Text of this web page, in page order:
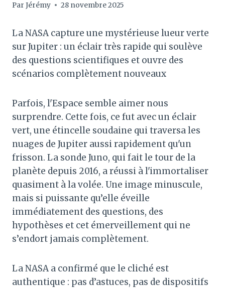
Par Jérémy 28 novembre 2025
La NASA capture une mystérieuse lueur verte
sur Jupiter : un éclair très rapide qui soulève
des questions scientifiques et ouvre des
scénarios complètement nouveaux
Parfois, l'Espace semble aimer nous
surprendre. Cette fois, ce fut avec un éclair
vert, une étincelle soudaine qui traversa les
nuages ​​de Jupiter aussi rapidement qu'un
frisson. La sonde Juno, qui fait le tour de la
planète depuis 2016, a réussi à l'immortaliser
quasiment à la volée. Une image minuscule,
mais si puissante qu’elle éveille
immédiatement des questions, des
hypothèses et cet émerveillement qui ne
s’endort jamais complètement.
La NASA a confirmé que le cliché est
authentique : pas d’astuces, pas de dispositifs